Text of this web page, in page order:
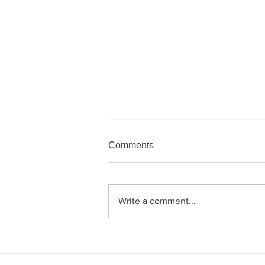
선사업' 신문 보도자료
Comments
Write a comment...